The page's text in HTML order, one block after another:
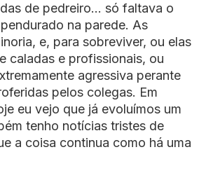
de pedreiro… só faltava o
na parede. As
e, para sobreviver, ou elas
caladas e profissionais, ou
agressiva perante
pelos colegas. Em
eu vejo que já evoluímos um
tenho notícias tristes de
a coisa continua como há uma